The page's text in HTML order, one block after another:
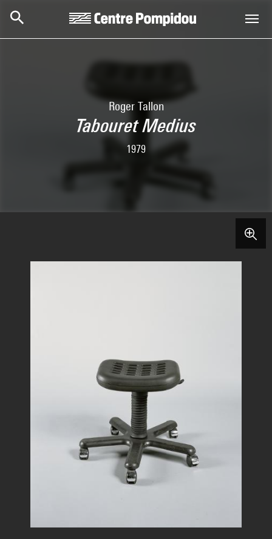
Roger Tallon
Tabouret Medius
1979